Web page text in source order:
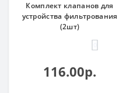
Комплект клапанов для
устройства фильтрования
(2шт)
116.00р.